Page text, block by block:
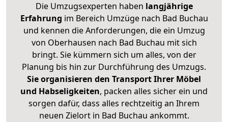
Die Umzugsexperten haben langjährige
Erfahrung im Bereich Umzüge nach Bad Buchau
und kennen die Anforderungen, die ein Umzug
von Oberhausen nach Bad Buchau mit sich
bringt. Sie kümmern sich um alles, von der
Planung bis hin zur Durchführung des Umzugs.
Sie organisieren den Transport Ihrer Möbel
und Habseligkeiten, packen alles sicher ein und
sorgen dafür, dass alles rechtzeitig an Ihrem
neuen Zielort in Bad Buchau ankommt.